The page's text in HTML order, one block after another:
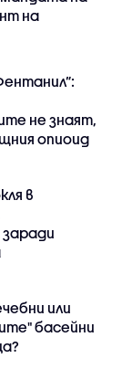
на
не знаят,
опиоид
в
или
басейни